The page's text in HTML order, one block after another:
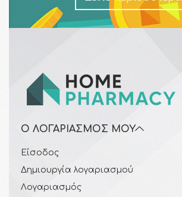
Ο ΛΟΓΑΡΙΑΣΜΌΣ ΜΟΥ
Είσοδος
Δημιουργία λογαριασμού
Λογαριασμός